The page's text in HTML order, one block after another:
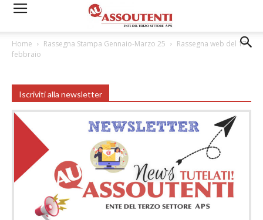
Home Rassegna Stampa Gennaio-Marzo 25
Rassegna web del 17
febbraio
Iscriviti alla newsletter